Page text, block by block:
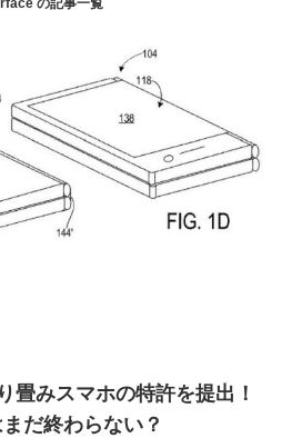
の記事一覧
みスマホの特許を提出！
だ終わらない？